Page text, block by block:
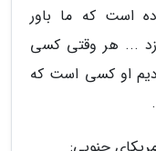
است که ما باور
... هر وقتی کسی
او کسی است که